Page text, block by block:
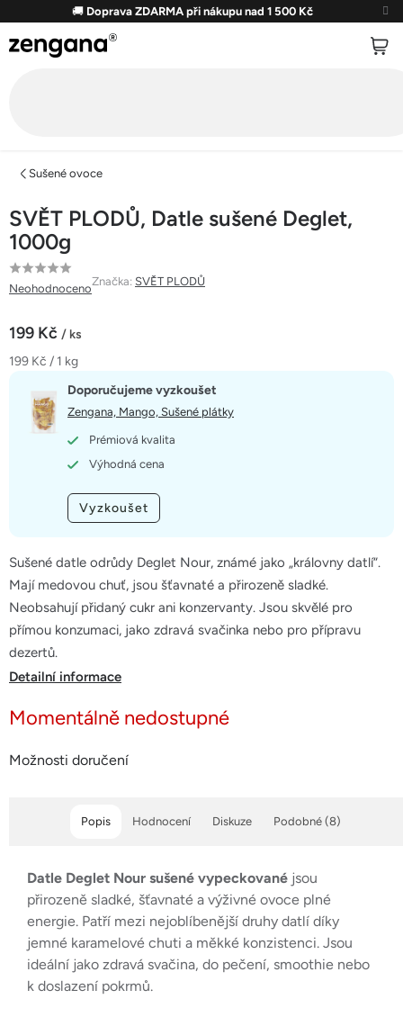
obsah
🚚 Doprava ZDARMA při nákupu nad 1 500 Kč
Sušené ovoce
SVĚT PLODŮ, Datle sušené Deglet,
1000g
Průměrné
hodnocení
je
0,0
hvězdiček.
Neohodnoceno
Značka: SVĚT PLODŮ
199 Kč / ks
Měrná
199 Kč / 1 kg
Momentálně nedostupné
Možnosti doručení
Sušené datle odrůdy Deglet Nour, známé jako „královny datlí“.
Mají medovou chuť, jsou šťavnaté a přirozeně sladké.
Neobsahují přidaný cukr ani konzervanty. Jsou skvělé pro
přímou konzumaci, jako zdravá svačinka nebo pro přípravu
dezertů.
Doporučujeme vyzkoušet
Zengana, Mango, Sušené plátky
Prémiová kvalita
Výhodná cena
Vyzkoušet
Detailní informace
Popis Podobné (8)
Hodnocení Diskuze
Datle Deglet Nour sušené vypeckované jsou
přirozeně sladké, šťavnaté a výživné ovoce plné
energie. Patří mezi nejoblíbenější druhy datlí díky
jemné karamelové chuti a měkké konzistenci. Jsou
ideální jako zdravá svačina, do pečení, smoothie nebo
k doslazení pokrmů.